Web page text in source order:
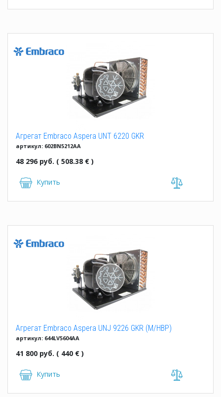
Агрегат Embraco Aspera UNT 6220 GKR
артикул: 602BN5212AA
48 296 руб. ( 508.38 € )
Купить
Агрегат Embraco Aspera UNJ 9226 GKR (M/HBP)
артикул: 644LV5604AA
41 800 руб. ( 440 € )
Купить